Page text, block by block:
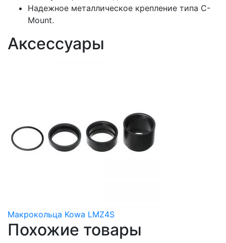
Надежное металлическое крепление типа C-
Mount.
Аксессуары
Макрокольца Kowa LMZ4S
Похожие товары